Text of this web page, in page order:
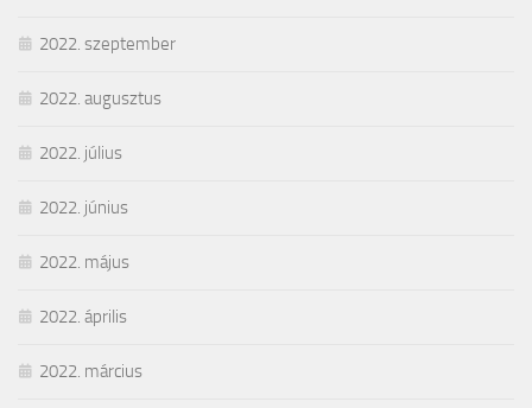
2022. szeptember
2022. augusztus
2022. július
2022. június
2022. május
2022. április
2022. március